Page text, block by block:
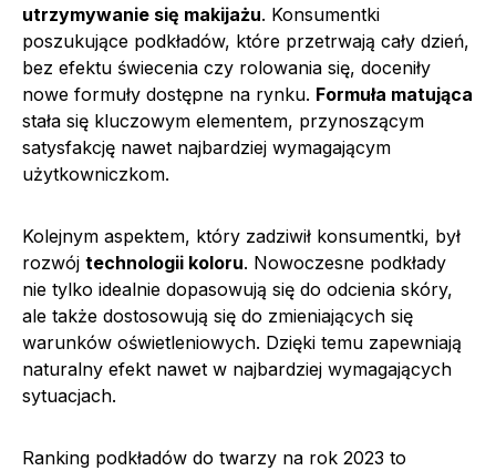
utrzymywanie się makijażu. Konsumentki
poszukujące podkładów, które przetrwają cały dzień,
bez efektu świecenia czy rolowania się, doceniły
nowe formuły dostępne na rynku. Formuła matująca
stała się kluczowym elementem, przynoszącym
satysfakcję nawet najbardziej wymagającym
użytkowniczkom.
Kolejnym aspektem, który zadziwił konsumentki, był
rozwój technologii koloru. Nowoczesne podkłady
nie tylko idealnie dopasowują się do odcienia skóry,
ale także dostosowują się do zmieniających się
warunków oświetleniowych. Dzięki temu zapewniają
naturalny efekt nawet w najbardziej wymagających
sytuacjach.
Ranking podkładów do twarzy na rok 2023 to